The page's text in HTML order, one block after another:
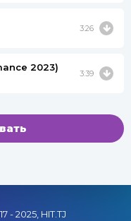
3:26
2023)
3:39
- 2025, HIT.TJ